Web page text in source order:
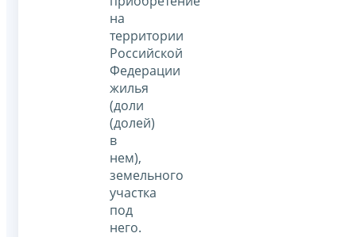
на
территории
Российской
Федерации
жилья
(доли
(долей)
в
нем),
земельного
участка
под
него.